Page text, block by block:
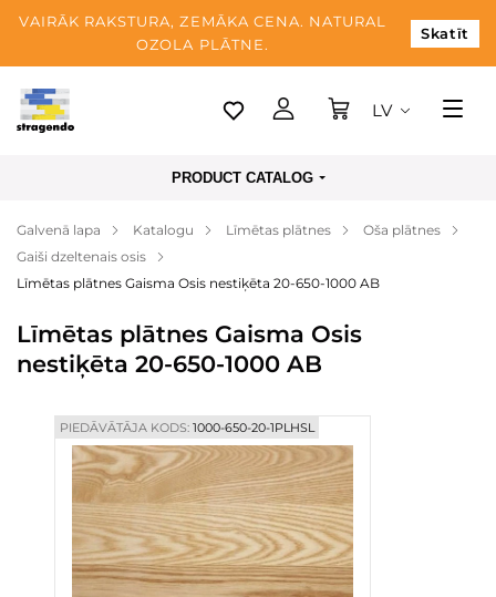
VAIRĀK RAKSTURA, ZEMĀKA CENA. NATURAL
OZOLA PLĀTNE.
Skatīt
Tallina
Apmaksa
Par mums
Blogs
Kontaktinformācija
LV
PRODUCT CATALOG
Galvenā lapa Katalogu Līmētas plātnes
Oša plātnes
Gaiši dzeltenais osis
Līmētas plātnes Gaisma Osis nestiķēta 20-650-1000 AB
Līmētas plātnes Gaisma Osis
nestiķēta 20-650-1000 AB
PIEDĀVĀTĀJA KODS:1000-650-20-1PLHSL